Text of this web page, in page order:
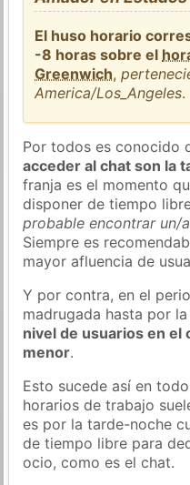
El huso horario
-8 horas sobre el
Greenwich,
America/Los_Angeles.
Por todos es conocido
acceder al chat son la
franja es el momento
disponer de tiempo
probable encontrar un/
Siempre es
mayor afluencia de
Y por contra, en el
madrugada hasta por
nivel de usuarios en el
menor.
Esto sucede así en
horarios de trabajo
es por la tarde-noche
de tiempo libre para
ocio, como es el chat.